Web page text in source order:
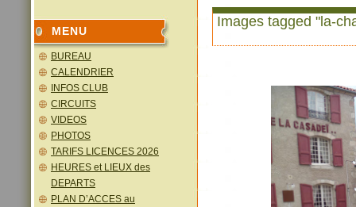
MENU
BUREAU
CALENDRIER
INFOS CLUB
CIRCUITS
VIDEOS
PHOTOS
TARIFS LICENCES 2026
HEURES et LIEUX des
DEPARTS
PLAN D’ACCES au
Images tagged "la-